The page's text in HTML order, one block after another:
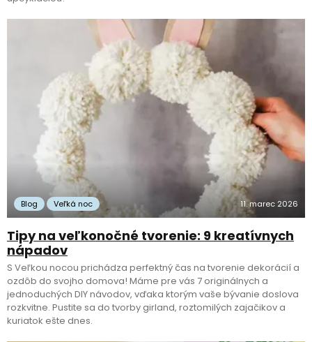
Blog Veľká noc 11. marec 2026
Tipy na veľkonočné tvorenie: 9 kreatívnych
nápadov
S Veľkou nocou prichádza perfektný čas na tvorenie dekorácií a
ozdôb do svojho domova! Máme pre vás 7 originálnych a
jednoduchých DIY návodov, vďaka ktorým vaše bývanie doslova
rozkvitne. Pustite sa do tvorby girland, roztomilých zajačikov a
kuriatok ešte dnes.